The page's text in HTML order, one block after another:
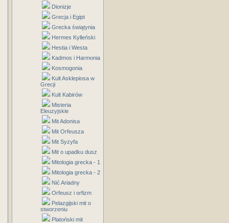
Dionizje
Grecja i Egipt
Grecka świątynia
Hermes Kylleński
Hestia i Westa
Kadmos i Harmonia
Kosmogonia
Kult Asklepiosa w
Grecji
Kult Kabirów
Misteria
Eleuzyjskie
Mit Adonisa
Mit Orfeusza
Mit Syzyfa
Mit o upadku dusz
Mitologia grecka - 1
Mitologia grecka - 2
Nić Ariadny
Orfeusz i orfizm
Pelazgijski mit o
stworzeniu
Platoński mit